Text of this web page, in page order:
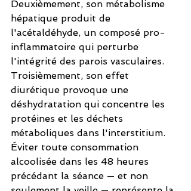
Deuxièmement, son métabolisme
hépatique produit de
l'acétaldéhyde, un composé pro-
inflammatoire qui perturbe
l'intégrité des parois vasculaires.
Troisièmement, son effet
diurétique provoque une
déshydratation qui concentre les
protéines et les déchets
métaboliques dans l'interstitium.
Éviter toute consommation
alcoolisée dans les 48 heures
précédant la séance — et non